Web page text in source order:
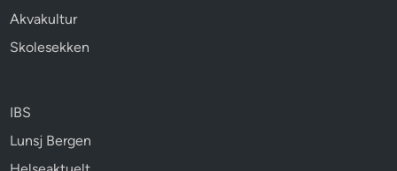
Akvakultur
Skolesekken
IBS
Lunsj Bergen